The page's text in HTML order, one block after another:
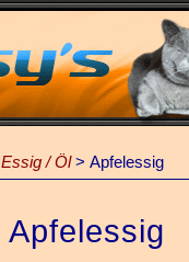
Essig / Öl> Apfelessig
Apfelessig